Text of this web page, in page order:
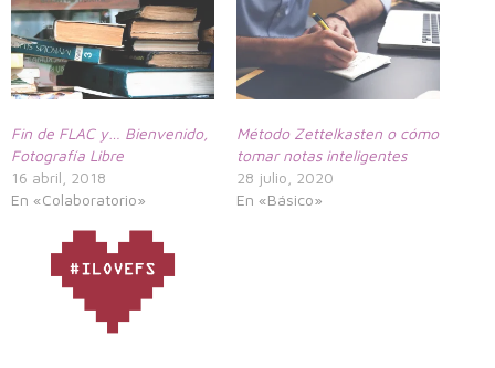
Fin de FLAC y… Bienvenido,
Fotografía Libre
16 abril, 2018
En «Colaboratorio»
Método Zettelkasten o cómo
tomar notas inteligentes
28 julio, 2020
En «Básico»